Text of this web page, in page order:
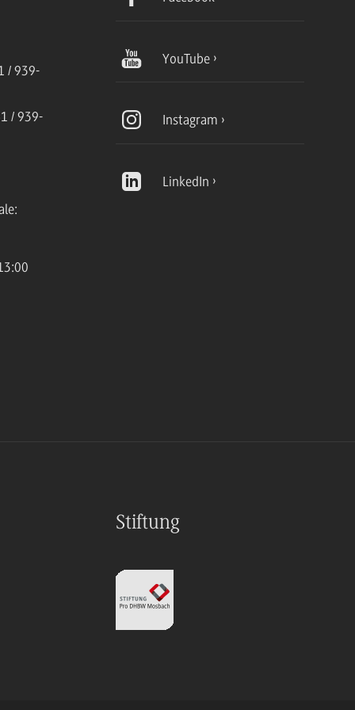
/ 939-
/ 939-
YouTube
Instagram
LinkedIn
Stiftung